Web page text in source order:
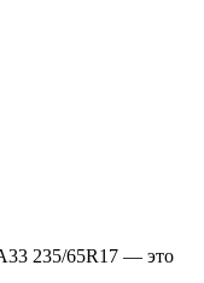
235/65R17 — это